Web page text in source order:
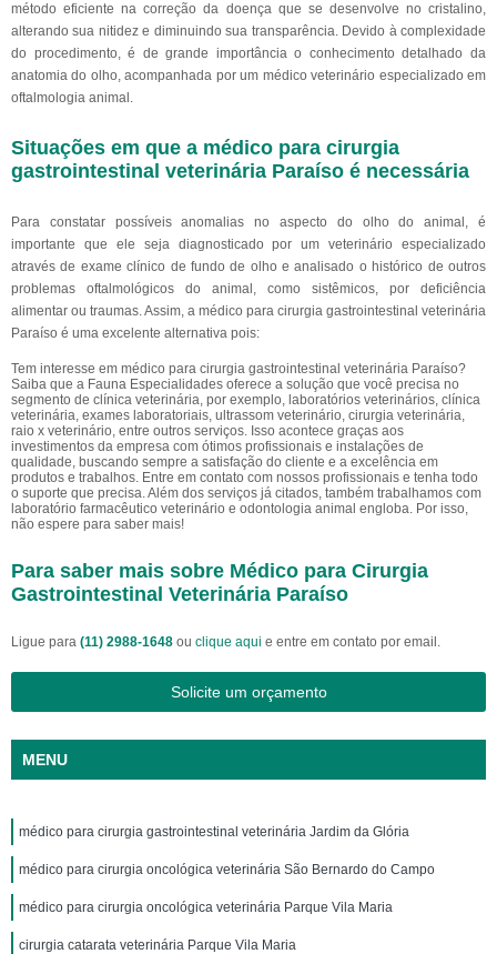
método eficiente na correção da doença que se desenvolve no cristalino,
alterando sua nitidez e diminuindo sua transparência. Devido à complexidade
do procedimento, é de grande importância o conhecimento detalhado da
anatomia do olho, acompanhada por um médico veterinário especializado em
oftalmologia animal.
Situações em que a médico para cirurgia
gastrointestinal veterinária Paraíso é necessária
Para constatar possíveis anomalias no aspecto do olho do animal, é
importante que ele seja diagnosticado por um veterinário especializado
através de exame clínico de fundo de olho e analisado o histórico de outros
problemas oftalmológicos do animal, como sistêmicos, por deficiência
alimentar ou traumas. Assim, a médico para cirurgia gastrointestinal veterinária
Paraíso é uma excelente alternativa pois:
Tem interesse em médico para cirurgia gastrointestinal veterinária Paraíso?
Saiba que a Fauna Especialidades oferece a solução que você precisa no
segmento de clínica veterinária, por exemplo, laboratórios veterinários, clínica
veterinária, exames laboratoriais, ultrassom veterinário, cirurgia veterinária,
raio x veterinário, entre outros serviços. Isso acontece graças aos
investimentos da empresa com ótimos profissionais e instalações de
qualidade, buscando sempre a satisfação do cliente e a excelência em
produtos e trabalhos. Entre em contato com nossos profissionais e tenha todo
o suporte que precisa. Além dos serviços já citados, também trabalhamos com
laboratório farmacêutico veterinário e odontologia animal engloba. Por isso,
não espere para saber mais!
Para saber mais sobre Médico para Cirurgia
Gastrointestinal Veterinária Paraíso
Ligue para (11) 2988-1648 ou clique aqui e entre em contato por email.
Solicite um orçamento
MENU
médico para cirurgia gastrointestinal veterinária Jardim da Glória
médico para cirurgia oncológica veterinária São Bernardo do Campo
médico para cirurgia oncológica veterinária Parque Vila Maria
cirurgia catarata veterinária Parque Vila Maria